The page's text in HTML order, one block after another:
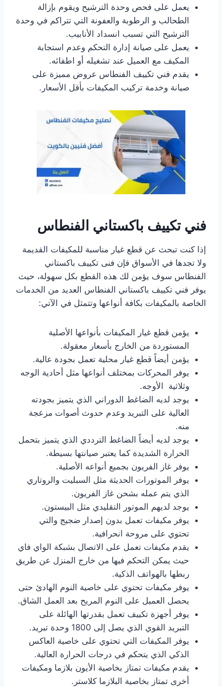
يعمل على فحص وحدة الترشيح ويقوم بإزالة
الطحالب و الرطوبة والعفونة التي تتراكم في وحدة
الترشيح التي تسبب انسداد الأنابيب.
يعمل على صيانة إدارة التحكم وعدم استجابة
المكيف مع العميل عند تشغيله أو اطفائه.
يقدم فني تكييف الفنطاس عروض مميزة على
صيانة وخدمة تركيب المكيفات بأقل الأسعار.
فني تكييف باكستاني الفنطاس
إذا كنت تبحث عن قطع غيار مناسبة للمكيفات القديمة
ولا تجدها في الأسواق فإن فنى تكييف باكستاني
الفنطاس سوف يؤمن لك هذه القطع بكل سهولة، حيث
يوفر فني تكييف باكستاني الفنطاس العديد من الخدمات
الخاصة بالمكيفات بكافة أنواعها وتتمثل في الآتي:
يؤمن قطع غيار المكيفات بأنواعها الأصلية
المستوردة من الخارج بأسعار معقولة.
يؤمن أيضاً قطع غيار محلية تعمل بجودة عالية.
يوفر المحركات بمختلف أنواعها مثل أحادية الوجه
وثلاثية الأوجه.
يوجد لديه الضاغط الدوراني الذي يتميز بجودته
العالية على التبريد وعدم حدوث أصوات مزعجة
منه.
يوجد لديه أيضاً الضاغط الترددي الذي يتميز بتحمل
الحرارة الشديدة كما يعتبر صيانتها بسيطة.
يوفر غاز الفريون بجميع أنواعه الأصلية.
يوفر الموتورات الحديثة مثل السبليت والروتاري
الذي يتم عمله بشحن غاز الفريون.
يوجد لديهم الموتور التقليدي مثل البيستون.
يوفر مكيفات تعمل بدون إصدار ضجيج والتي
تحتوي على مروحة انحرافية.
يقدم مكيفات تعمل على الاتصال بشبكة الواي فاي
حيث يمكن التحكم فيها من خارج المنزل عن طريق
ربطها بالهواتف الذكية.
يوفر مكيفات تحتوي على خاصية النوم الهادئ حتى
يحصل العميل على النوم المريح بعد العمل الشاق.
يوفر أجهزة تكييف تعمل بقدرتها الهائلة على
التبريد القوي الذي يصل إلى 1800 وحدة تبريد.
يوفر المكيفات التي تحتوي على خاصية العاكس
الذكي الذي يتحكم في درجات الحرارة العالية.
يقدم مكيفات تمتاز بخاصية الأيون بلازما ومكيفات
أخرى تمتاز بخاصية البلازما كلاستر.